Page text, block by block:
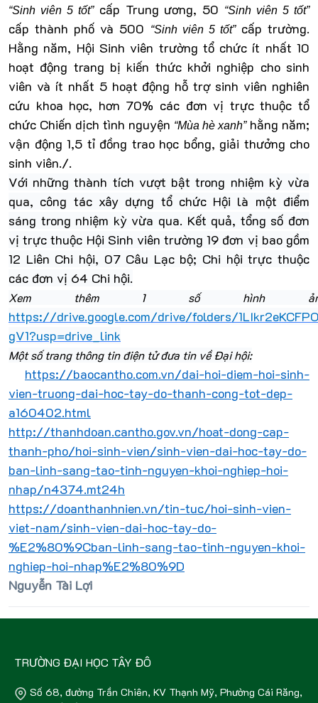
“Sinh viên 5 tốt”cấp Trung ương, 50 “Sinh viên 5 tốt”
cấp thành phố và 500 “Sinh viên 5 tốt”cấp trường.
Hằng năm, Hội Sinh viên trường tổ chức ít nhất 10
hoạt động trang bị kiến thức khởi nghiệp cho sinh
viên và ít nhất 5 hoạt động hỗ trợ sinh viên nghiên
cứu khoa học, hơn 70% các đơn vị trực thuộc tổ
chức Chiến dịch tình nguyện “Mùa hè xanh”hằng năm;
vận động 1,5 tỉ đồng trao học bổng, giải thưởng cho
sinh viên./.
Với những thành tích vượt bật trong nhiệm kỳ vừa
qua, công tác xây dựng tổ chức Hội là một điểm
sáng trong nhiệm kỳ vừa qua. Kết quả, tổng số đơn
vị trực thuộc Hội Sinh viên trường 19 đơn vị bao gồm
12 Liên Chi hội, 07 Câu Lạc bộ; Chi hội trực thuộc
các đơn vị 64 Chi hội.
Xem thêm 1 số hình
https://drive.google.com/drive/folders/
gV1?usp=drive_link
Một số trang thông tin điện tử đưa tin về Đại hội:
https://baocantho.com.vn/dai-hoi-diem-hoi-sinh-
vien-truong-dai-hoc-tay-do-thanh-cong-tot-dep-
a160402.html
http://thanhdoan.cantho.gov.vn/hoat-dong-cap-
thanh-pho/hoi-sinh-vien/sinh-vien-dai-hoc-tay-do-
ban-linh-sang-tao-tinh-nguyen-khoi-nghiep-hoi-
nhap/n4374.mt24h
https://doanthanhnien.vn/tin-tuc/hoi-sinh-vien-
viet-nam/sinh-vien-dai-hoc-tay-do-
%E2%80%9Cban-linh-sang-tao-tinh-nguyen-khoi-
nghiep-hoi-nhap%E2%80%9D
Nguyễn Tài Lợi
TRƯỜNG ĐẠI HỌC TÂY ĐÔ
Số 68, đường Trần Chiên, KV Thạnh Mỹ, Phường Cái Răng,